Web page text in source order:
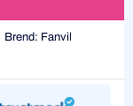
Brend: Fanvil